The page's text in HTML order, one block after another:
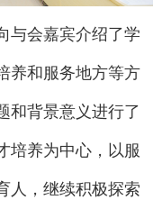
与会嘉宾介绍了学
养和服务地方等方
和背景意义进行了
培养为中心，以服
人，继续积极探索